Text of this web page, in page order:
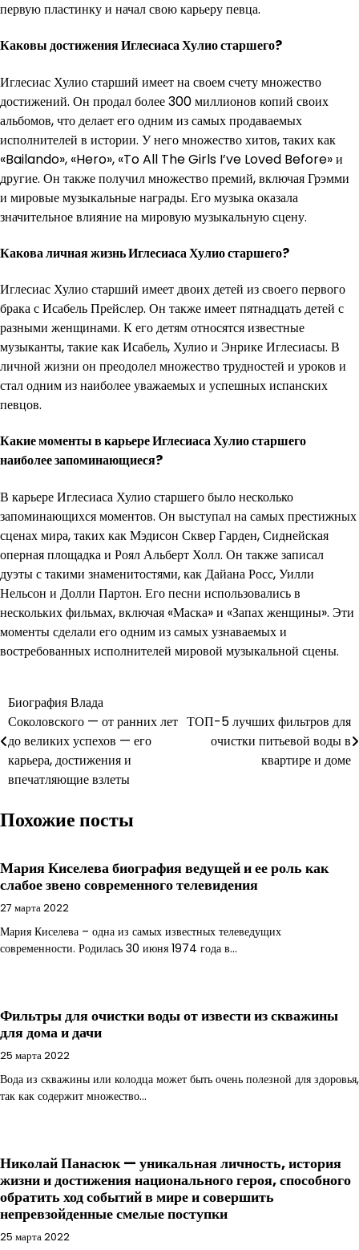
первую пластинку и начал свою карьеру певца.
Каковы достижения Иглесиаса Хулио старшего?
Иглесиас Хулио старший имеет на своем счету множество
достижений. Он продал более 300 миллионов копий своих
альбомов, что делает его одним из самых продаваемых
исполнителей в истории. У него множество хитов, таких как
«Bailando», «Hero», «To All The Girls I’ve Loved Before» и
другие. Он также получил множество премий, включая Грэмми
и мировые музыкальные награды. Его музыка оказала
значительное влияние на мировую музыкальную сцену.
Какова личная жизнь Иглесиаса Хулио старшего?
Иглесиас Хулио старший имеет двоих детей из своего первого
брака с Исабель Прейслер. Он также имеет пятнадцать детей с
разными женщинами. К его детям относятся известные
музыканты, такие как Исабель, Хулио и Энрике Иглесиасы. В
личной жизни он преодолел множество трудностей и уроков и
стал одним из наиболее уважаемых и успешных испанских
певцов.
Какие моменты в карьере Иглесиаса Хулио старшего
наиболее запоминающиеся?
В карьере Иглесиаса Хулио старшего было несколько
запоминающихся моментов. Он выступал на самых престижных
сценах мира, таких как Мэдисон Сквер Гарден, Сиднейская
оперная площадка и Роял Альберт Холл. Он также записал
дуэты с такими знаменитостями, как Дайана Росс, Уилли
Нельсон и Долли Партон. Его песни использовались в
нескольких фильмах, включая «Маска» и «Запах женщины». Эти
моменты сделали его одним из самых узнаваемых и
востребованных исполнителей мировой музыкальной сцены.
Навигация
по
записям
Биография Влада
Соколовского — от ранних лет
до великих успехов — его
карьера, достижения и
впечатляющие взлеты
ТОП-5 лучших фильтров для
очистки питьевой воды в
квартире и доме
Похожие посты
Мария Киселева биография ведущей и ее роль как
слабое звено современного телевидения
27 марта 2022
Мария Киселева – одна из самых известных телеведущих
современности. Родилась 30 июня 1974 года в…
Фильтры для очистки воды от извести из скважины
для дома и дачи
25 марта 2022
Вода из скважины или колодца может быть очень полезной для здоровья,
так как содержит множество…
Николай Панасюк — уникальная личность, история
жизни и достижения национального героя, способного
обратить ход событий в мире и совершить
непревзойденные смелые поступки
25 марта 2022